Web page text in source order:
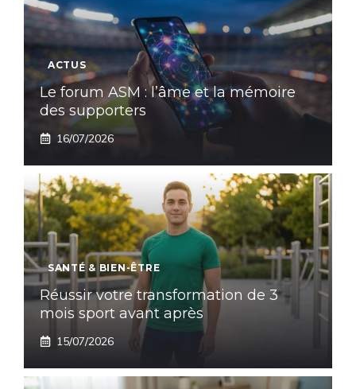
ACTUS
Le forum ASM : l’âme et la mémoire
des supporters
16/07/2026
SANTÉ & BIEN-ÊTRE
Réussir votre transformation de 3
mois sport avant après
15/07/2026